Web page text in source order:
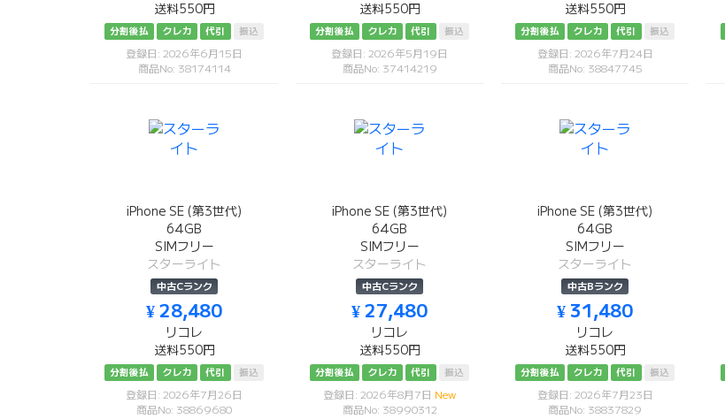
送料550円
分割後払 クレカ 代引 振込
登録日: 2026年6月15日
商品No: 38174114
送料550円
分割後払 クレカ 代引 振込
登録日: 2026年5月19日
商品No: 37414219
送料550円
分割後払 クレカ 代引 振込
登録日: 2026年7月24日
商品No: 38847745
iPhone SE (第3世代)
64GB
SIMフリー
スターライト
中古Cランク
¥ 28,480
リコレ
送料550円
分割後払 クレカ 代引 振込
登録日: 2026年7月26日
商品No: 38869680
iPhone SE (第3世代)
64GB
SIMフリー
スターライト
中古Cランク
¥ 27,480
リコレ
送料550円
分割後払 クレカ 代引 振込
登録日: 2026年8月7日 New
商品No: 38990312
iPhone SE (第3世代)
64GB
SIMフリー
スターライト
中古Bランク
¥ 31,480
リコレ
送料550円
分割後払 クレカ 代引 振込
登録日: 2026年7月23日
商品No: 38837829